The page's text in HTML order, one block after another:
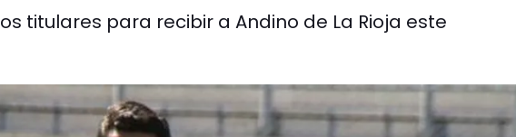
titulares para recibir a Andino de La Rioja este